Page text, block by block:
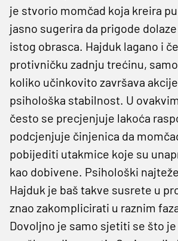
je stvorio momčad koja kreira
jasno sugerira da prigode
istog obrasca. Hajduk lagano i
protivničku zadnju trećinu,
koliko učinkovito završava
psihološka stabilnost. U
često se precjenjuje lakoća
podcjenjuje činjenica da
pobijediti utakmice koje su
kao dobivene. Psihološki
Hajduk je baš takve susrete u
znao zakomplicirati u raznim
Dovoljno je samo sjetiti se što